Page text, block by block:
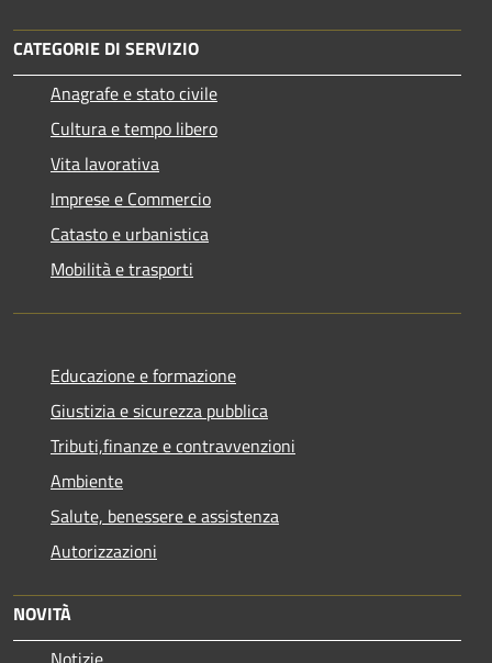
CATEGORIE DI SERVIZIO
Anagrafe e stato civile
Cultura e tempo libero
Vita lavorativa
Imprese e Commercio
Catasto e urbanistica
Mobilità e trasporti
Educazione e formazione
Giustizia e sicurezza pubblica
Tributi,finanze e contravvenzioni
Ambiente
Salute, benessere e assistenza
Autorizzazioni
NOVITÀ